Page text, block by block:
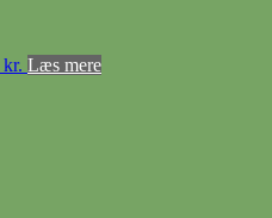
kr. Læs mere